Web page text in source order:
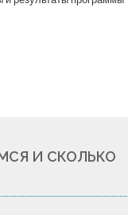
И СКОЛЬКО